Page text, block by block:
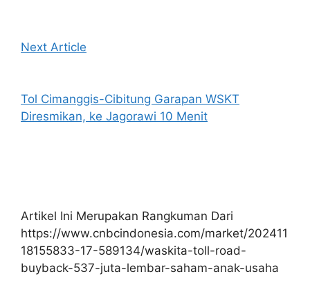
Next Article
Tol Cimanggis-Cibitung Garapan WSKT
Diresmikan, ke Jagorawi 10 Menit
Artikel Ini Merupakan Rangkuman Dari
https://www.cnbcindonesia.com/market/202411
18155833-17-589134/waskita-toll-road-
buyback-537-juta-lembar-saham-anak-usaha